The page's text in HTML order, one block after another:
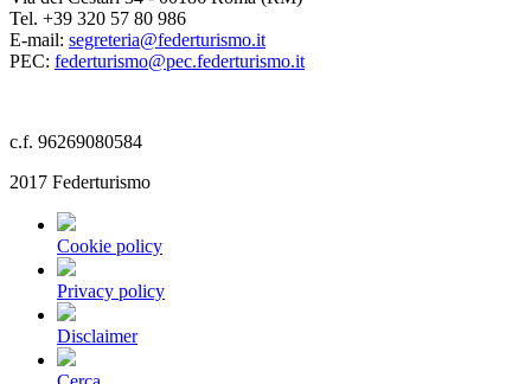
Tel. +39 320 57 80 986
E-mail: segreteria@federturismo.it
PEC: federturismo@pec.federturismo.it
c.f. 96269080584
2017 Federturismo
Cookie policy
Privacy policy
Disclaimer